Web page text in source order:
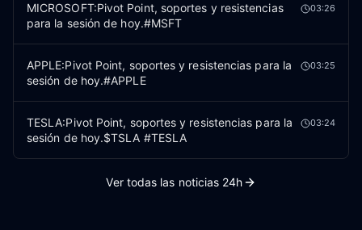
MICROSOFT:Pivot Point, soportes y resistencias
para la sesión de hoy.#MSFT
03:26
APPLE:Pivot Point, soportes y resistencias para la
sesión de hoy.#APPLE
03:25
TESLA:Pivot Point, soportes y resistencias para la
sesión de hoy.$TSLA #TESLA
03:24
Ver todas las noticias 24h